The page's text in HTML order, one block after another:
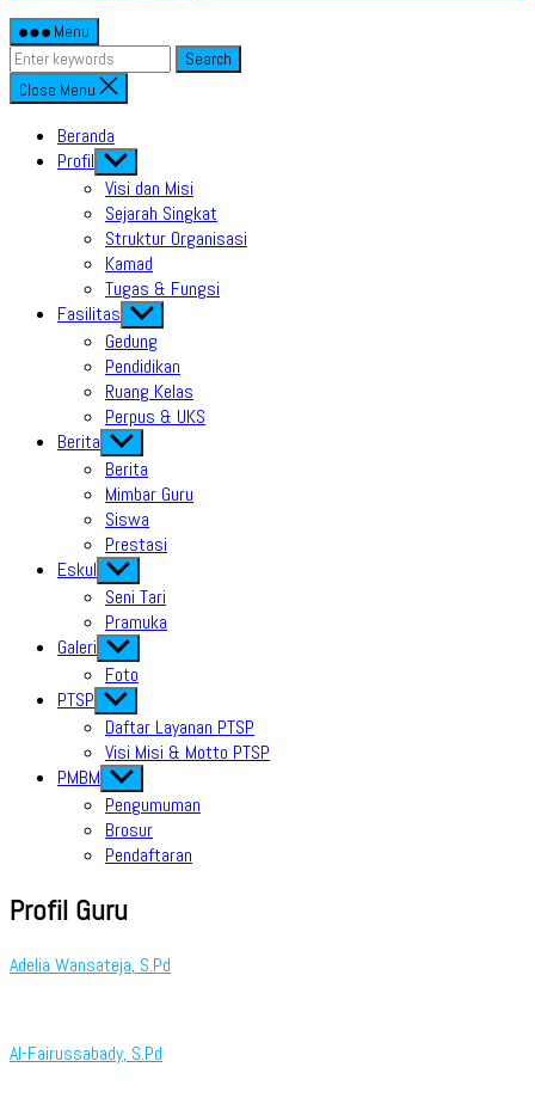
Menu
Search
Close Menu
Beranda
Profil Show
sub
menu
Visi dan Misi
Sejarah Singkat
Struktur Organisasi
Kamad
Tugas & Fungsi
Fasilitas Show
sub
menu
Gedung
Pendidikan
Ruang Kelas
Perpus & UKS
Berita Show
sub
menu
Berita
Mimbar Guru
Siswa
Prestasi
Eskul Show
sub
menu
Seni Tari
Pramuka
Galeri Show
sub
menu
Foto
PTSP Show
sub
menu
Daftar Layanan PTSP
Visi Misi & Motto PTSP
PMBM Show
sub
menu
Pengumuman
Brosur
Pendaftaran
Profil Guru
Adelia Wansateja, S.Pd
Al-Fairussabady, S.Pd